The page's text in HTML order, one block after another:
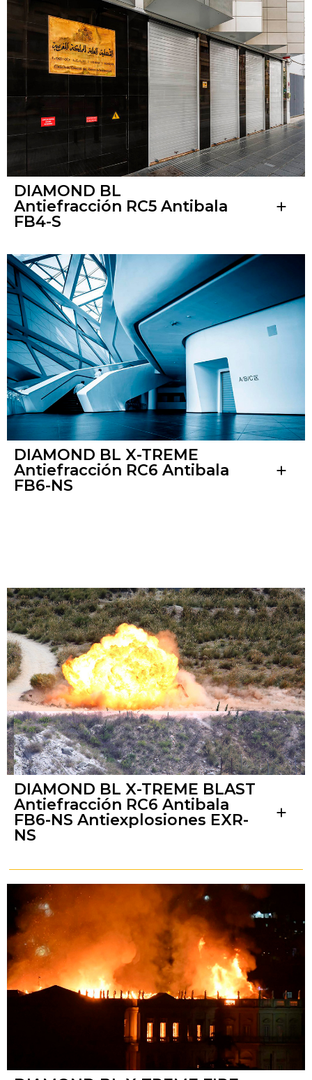
DIAMOND BL
Antiefracción RC5 Antibala
FB4-S
add
DIAMOND BL X-TREME
Antiefracción RC6 Antibala
FB6-NS
add
DIAMOND BL X-TREME BLAST
Antiefracción RC6 Antibala
FB6-NS Antiexplosiones EXR-
NS
add